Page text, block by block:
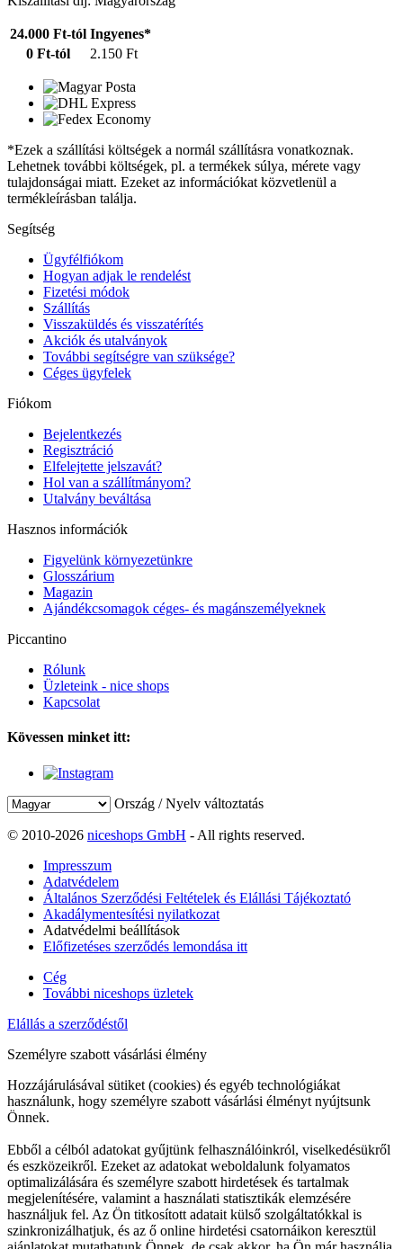
24.000 Ft-tól Ingyenes*
0 Ft-tól
2.150 Ft
*Ezek a szállítási költségek a normál szállításra vonatkoznak.
Lehetnek további költségek, pl. a termékek súlya, mérete vagy
tulajdonságai miatt. Ezeket az információkat közvetlenül a
termékleírásban találja.
Segítség
Ügyfélfiókom
Hogyan adjak le rendelést
Fizetési módok
Szállítás
Visszaküldés és visszatérítés
Akciók és utalványok
További segítségre van szüksége?
Céges ügyfelek
Fiókom
Bejelentkezés
Regisztráció
Elfelejtette jelszavát?
Hol van a szállítmányom?
Utalvány beváltása
Hasznos információk
Figyelünk környezetünkre
Glosszárium
Magazin
Ajándékcsomagok céges- és magánszemélyeknek
Piccantino
Rólunk
Üzleteink - nice shops
Kapcsolat
Kövessen minket itt:
Ország / Nyelv változtatás
© 2010-2026 niceshops GmbH - All rights reserved.
Impresszum
Adatvédelem
Általános Szerződési Feltételek és Elállási Tájékoztató
Akadálymentesítési nyilatkozat
Adatvédelmi beállítások
Előfizetéses szerződés lemondása itt
Cég
További niceshops üzletek
Elállás a szerződéstől
Személyre szabott vásárlási élmény
Hozzájárulásával sütiket (cookies) és egyéb technológiákat
használunk, hogy személyre szabott vásárlási élményt nyújtsunk
Önnek.
Ebből a célból adatokat gyűjtünk felhasználóinkról, viselkedésükről
és eszközeikről. Ezeket az adatokat weboldalunk folyamatos
optimalizálására és személyre szabott hirdetések és tartalmak
megjelenítésére, valamint a használati statisztikák elemzésére
használjuk fel. Az Ön titkosított adatait külső szolgáltatókkal is
szinkronizálhatjuk, és az ő online hirdetési csatornáikon keresztül